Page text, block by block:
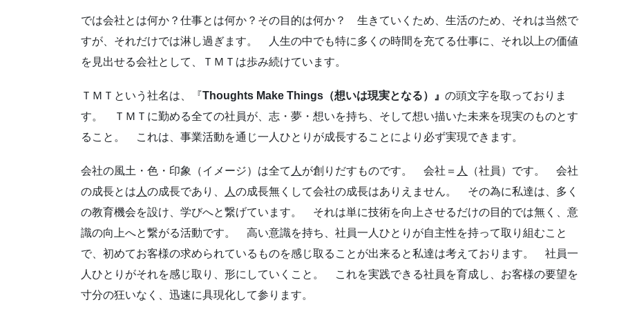
では会社とは何か？仕事とは何か？その目的は何か？ 生きていくため、生活のため、それは当然で
すが、それだけでは淋し過ぎます。 人生の中でも特に多くの時間を充てる仕事に、それ以上の価値
を見出せる会社として、ＴＭＴは歩み続けています。
ＴＭＴという社名は、『Thoughts Make Things（想いは現実となる）』 の頭文字を取っておりま
す。 ＴＭＴに勤める全ての社員が、志・夢・想いを持ち、そして想い描いた未来を現実のものとす
ること。 これは、事業活動を通じ一人ひとりが成長することにより必ず実現できます。
会社の風土・色・印象（イメージ）は全て 人 が創りだすものです。 会社＝ 人
（社員）です。 会社
の成長とは 人 の成長であり、 人 の成長無くして会社の成長はありえません。 その為に私達は、多く
の教育機会を設け、学びへと繋げています。 それは単に技術を向上させるだけの目的では無く、意
識の向上へと繋がる活動です。 高い意識を持ち、社員一人ひとりが自主性を持って取り組むこと
で、初めてお客様の求められているものを感じ取ることが出来ると私達は考えております。 社員一
人ひとりがそれを感じ取り、形にしていくこと。 これを実践できる社員を育成し、お客様の要望を
寸分の狂いなく、迅速に具現化して参ります。